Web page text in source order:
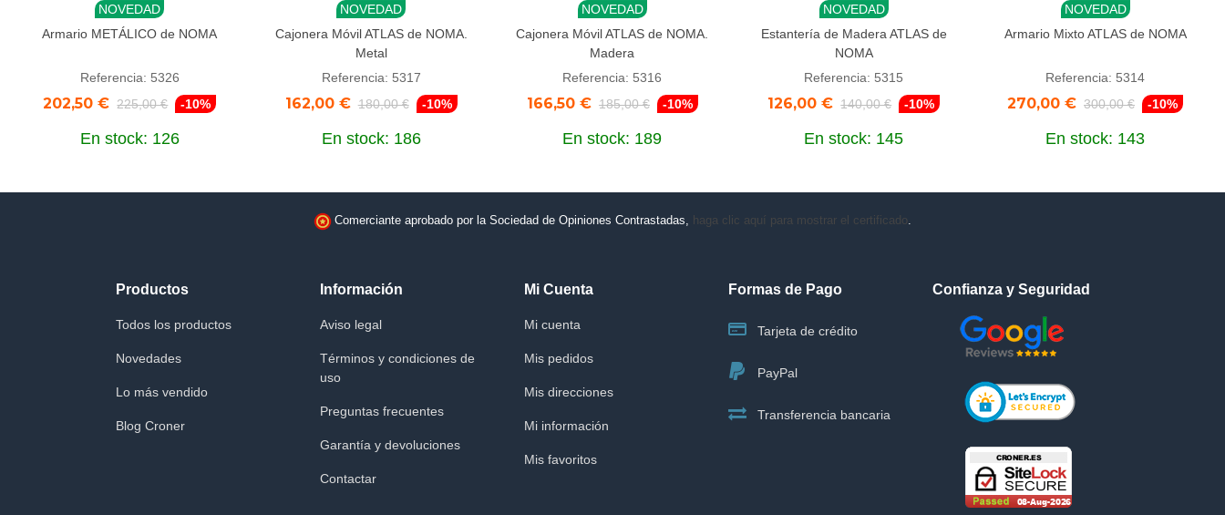
Añadir al carrito
NOVEDAD
Armario METÁLICO de NOMA
Referencia: 5326
202,50 € 225,00 € -10%
En stock: 126
Añadir al carrito
NOVEDAD
Cajonera Móvil ATLAS de NOMA.
Metal
Referencia: 5317
162,00 € 180,00 € -10%
En stock: 186
Añadir al carrito
NOVEDAD
Cajonera Móvil ATLAS de NOMA.
Madera
Referencia: 5316
166,50 € 185,00 € -10%
En stock: 189
Añadir al carrito
NOVEDAD
Estantería de Madera ATLAS de
NOMA
Referencia: 5315
126,00 € 140,00 € -10%
En stock: 145
Añadir al carrito
NOVEDAD
Armario Mixto ATLAS de NOMA
Referencia: 5314
270,00 € 300,00 € -10%
En stock: 143
Comerciante aprobado por la Sociedad de Opiniones Contrastadas, haga clic aquí para mostrar el certificado
Productos
Todos los productos
Novedades
Lo más vendido
Blog Croner
Información
Aviso legal
Términos y condiciones de
uso
Preguntas frecuentes
Garantía y devoluciones
Contactar
Mi Cuenta
Mi cuenta
Mis pedidos
Mis direcciones
Mi información
Mis favoritos
Formas de Pago
Tarjeta de crédito
PayPal
Transferencia bancaria
Confianza y Seguridad